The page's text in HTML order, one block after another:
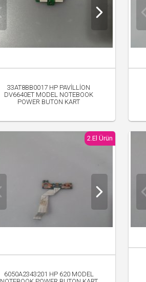
33AT8BB0017 HP PAVİLLİON
DV6640ET MODEL NOTEBOOK
POWER BUTON KART
2.El Ürün
6050A2343201 HP 620 MODEL